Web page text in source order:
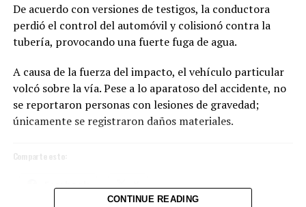
De acuerdo con versiones de testigos, la conductora
perdió el control del automóvil y colisionó contra la
tubería, provocando una fuerte fuga de agua.
A causa de la fuerza del impacto, el vehículo particular
volcó sobre la vía. Pese a lo aparatoso del accidente, no
se reportaron personas con lesiones de gravedad;
únicamente se registraron daños materiales.
Comparte esto:
CONTINUE READING